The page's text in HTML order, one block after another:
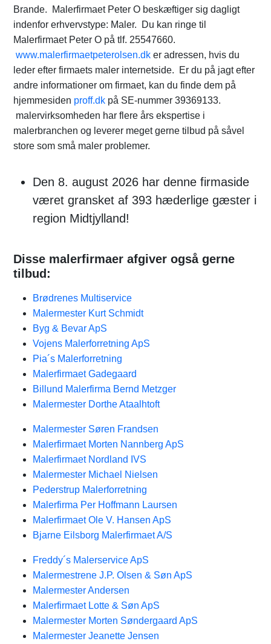
Brande. Malerfirmaet Peter O beskæftiger sig dagligt
indenfor erhvervstype: Maler. Du kan ringe til
Malerfirmaet Peter O på tlf. 25547660.
www.malerfirmaetpeterolsen.dk er adressen, hvis du
leder efter firmaets maler internetside. Er du på jagt efter
andre informationer om firmaet, kan du finde dem på
hjemmesiden proff.dk på SE-nummer 39369133.
malervirksomheden har flere års ekspertise i
malerbranchen og leverer meget gerne tilbud på såvel
store som små maler problemer.
Den 8. august 2026 har denne firmaside
været gransket af 393 hæderlige gæster i
region Midtjylland!
Disse malerfirmaer afgiver også gerne
tilbud:
Brødrenes Multiservice
Malermester Kurt Schmidt
Byg & Bevar ApS
Vojens Malerforretning ApS
Pia´s Malerforretning
Malerfirmaet Gadegaard
Billund Malerfirma Bernd Metzger
Malermester Dorthe Ataalhtoft
Malermester Søren Frandsen
Malerfirmaet Morten Nannberg ApS
Malerfirmaet Nordland IVS
Malermester Michael Nielsen
Pederstrup Malerforretning
Malerfirma Per Hoffmann Laursen
Malerfirmaet Ole V. Hansen ApS
Bjarne Eilsborg Malerfirmaet A/S
Freddy´s Malerservice ApS
Malermestrene J.P. Olsen & Søn ApS
Malermester Andersen
Malerfirmaet Lotte & Søn ApS
Malermester Morten Søndergaard ApS
Malermester Jeanette Jensen